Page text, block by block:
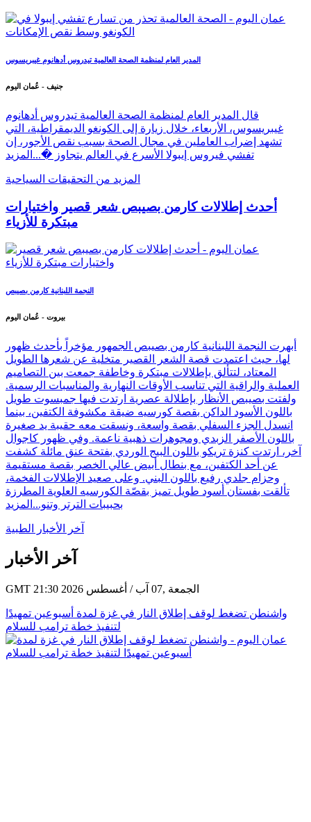
المدير العام لمنظمة الصحة العالمية تيدروس أدهانوم غيبريسوس
جنيف - عُمان اليوم
قال المدير العام لمنظمة الصحة العالمية تيدروس أدهانوم
غيبريسوس، الأربعاء، خلال زيارة إلى الكونغو الديمقراطية، التي
تشهد إضراب العاملين في مجال الصحة بسبب نقص الأجور، إن
تفشي فيروس إيبولا الأسرع في العالم يتجاوز �... المزيد
المزيد من التحقيقات السياحية
أحدث إطلالات كارمن بصيبص شعر قصير واختيارات
مبتكرة للأزياء
النجمة اللبنانية كارمن بصيبص
بيروت - عُمان اليوم
أبهرت النجمة اللبنانية كارمن بصيبص الجمهور مؤخراً بأحدث ظهور
لها، حيث اعتمدت قصة الشعر القصير متخلية عن شعرها الطويل
المعتاد، لتتألق بإطلالات مبتكرة وخاطفة جمعت بين التصاميم
العملية والراقية التي تناسب الأوقات النهارية والمناسبات الرسمية.
ولفتت بصيبص الأنظار بإطلالة عصرية ارتدت فيها جمبسوت طويل
باللون الأسود الداكن بقصة كورسيه ضيقة مكشوفة الكتفين، بينما
انسدل الجزء السفلي بقصة واسعة، ونسقت معه حقيبة يد صغيرة
باللون الأصفر الزبدي ومجوهرات ذهبية ناعمة. وفي ظهور كاجوال
آخر، ارتدت كنزة تريكو باللون البيج الوردي بفتحة عنق مائلة كشفت
عن أحد الكتفين، مع بنطال أبيض عالي الخصر بقصة مستقيمة
وحزام جلدي رفيع باللون البني. وعلى صعيد الإطلالات الفخمة،
تألقت بفستان أسود طويل تميز بقصّة الكورسيه العلوية المطرزة
بحبيبات الترتر وتنو... المزيد
آخر الأخبار الطبية
آخر الأخبار
GMT 21:30 2026 الجمعة ,07 آب / أغسطس
واشنطن تضغط لوقف إطلاق النار في غزة لمدة أسبوعين تمهيدًا
لتنفيذ خطة ترامب للسلام